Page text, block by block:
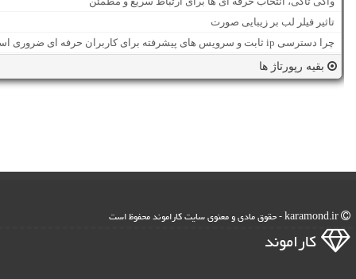
تاثیر فیلر لب بر زیبایی صورت
چرا دسترسی ip ثابت و سرویس های پیشرفته برای کاربران حرفه ای ضروری است؟
بقیه رپورتاژ ها
كاراموند